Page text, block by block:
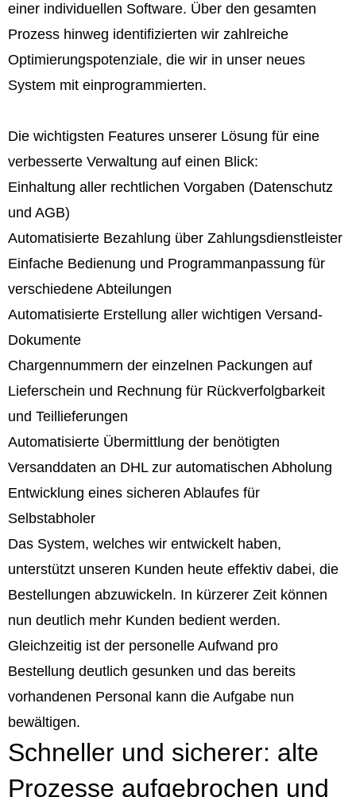
einer individuellen Software. Über den gesamten
Prozess hinweg identifizierten wir zahlreiche
Optimierungspotenziale, die wir in unser neues
System mit einprogrammierten.
Die wichtigsten Features unserer Lösung für eine
verbesserte Verwaltung auf einen Blick:
Einhaltung aller rechtlichen Vorgaben (Datenschutz
und AGB)
Automatisierte Bezahlung über Zahlungsdienstleister
Einfache Bedienung und Programmanpassung für
verschiedene Abteilungen
Automatisierte Erstellung aller wichtigen Versand-
Dokumente
Chargennummern der einzelnen Packungen auf
Lieferschein und Rechnung für Rückverfolgbarkeit
und Teillieferungen
Automatisierte Übermittlung der benötigten
Versanddaten an DHL zur automatischen Abholung
Entwicklung eines sicheren Ablaufes für
Selbstabholer
Das System, welches wir entwickelt haben,
unterstützt unseren Kunden heute effektiv dabei, die
Bestellungen abzuwickeln. In kürzerer Zeit können
nun deutlich mehr Kunden bedient werden.
Gleichzeitig ist der personelle Aufwand pro
Bestellung deutlich gesunken und das bereits
vorhandenen Personal kann die Aufgabe nun
bewältigen.
Schneller und sicherer: alte
Prozesse aufgebrochen und